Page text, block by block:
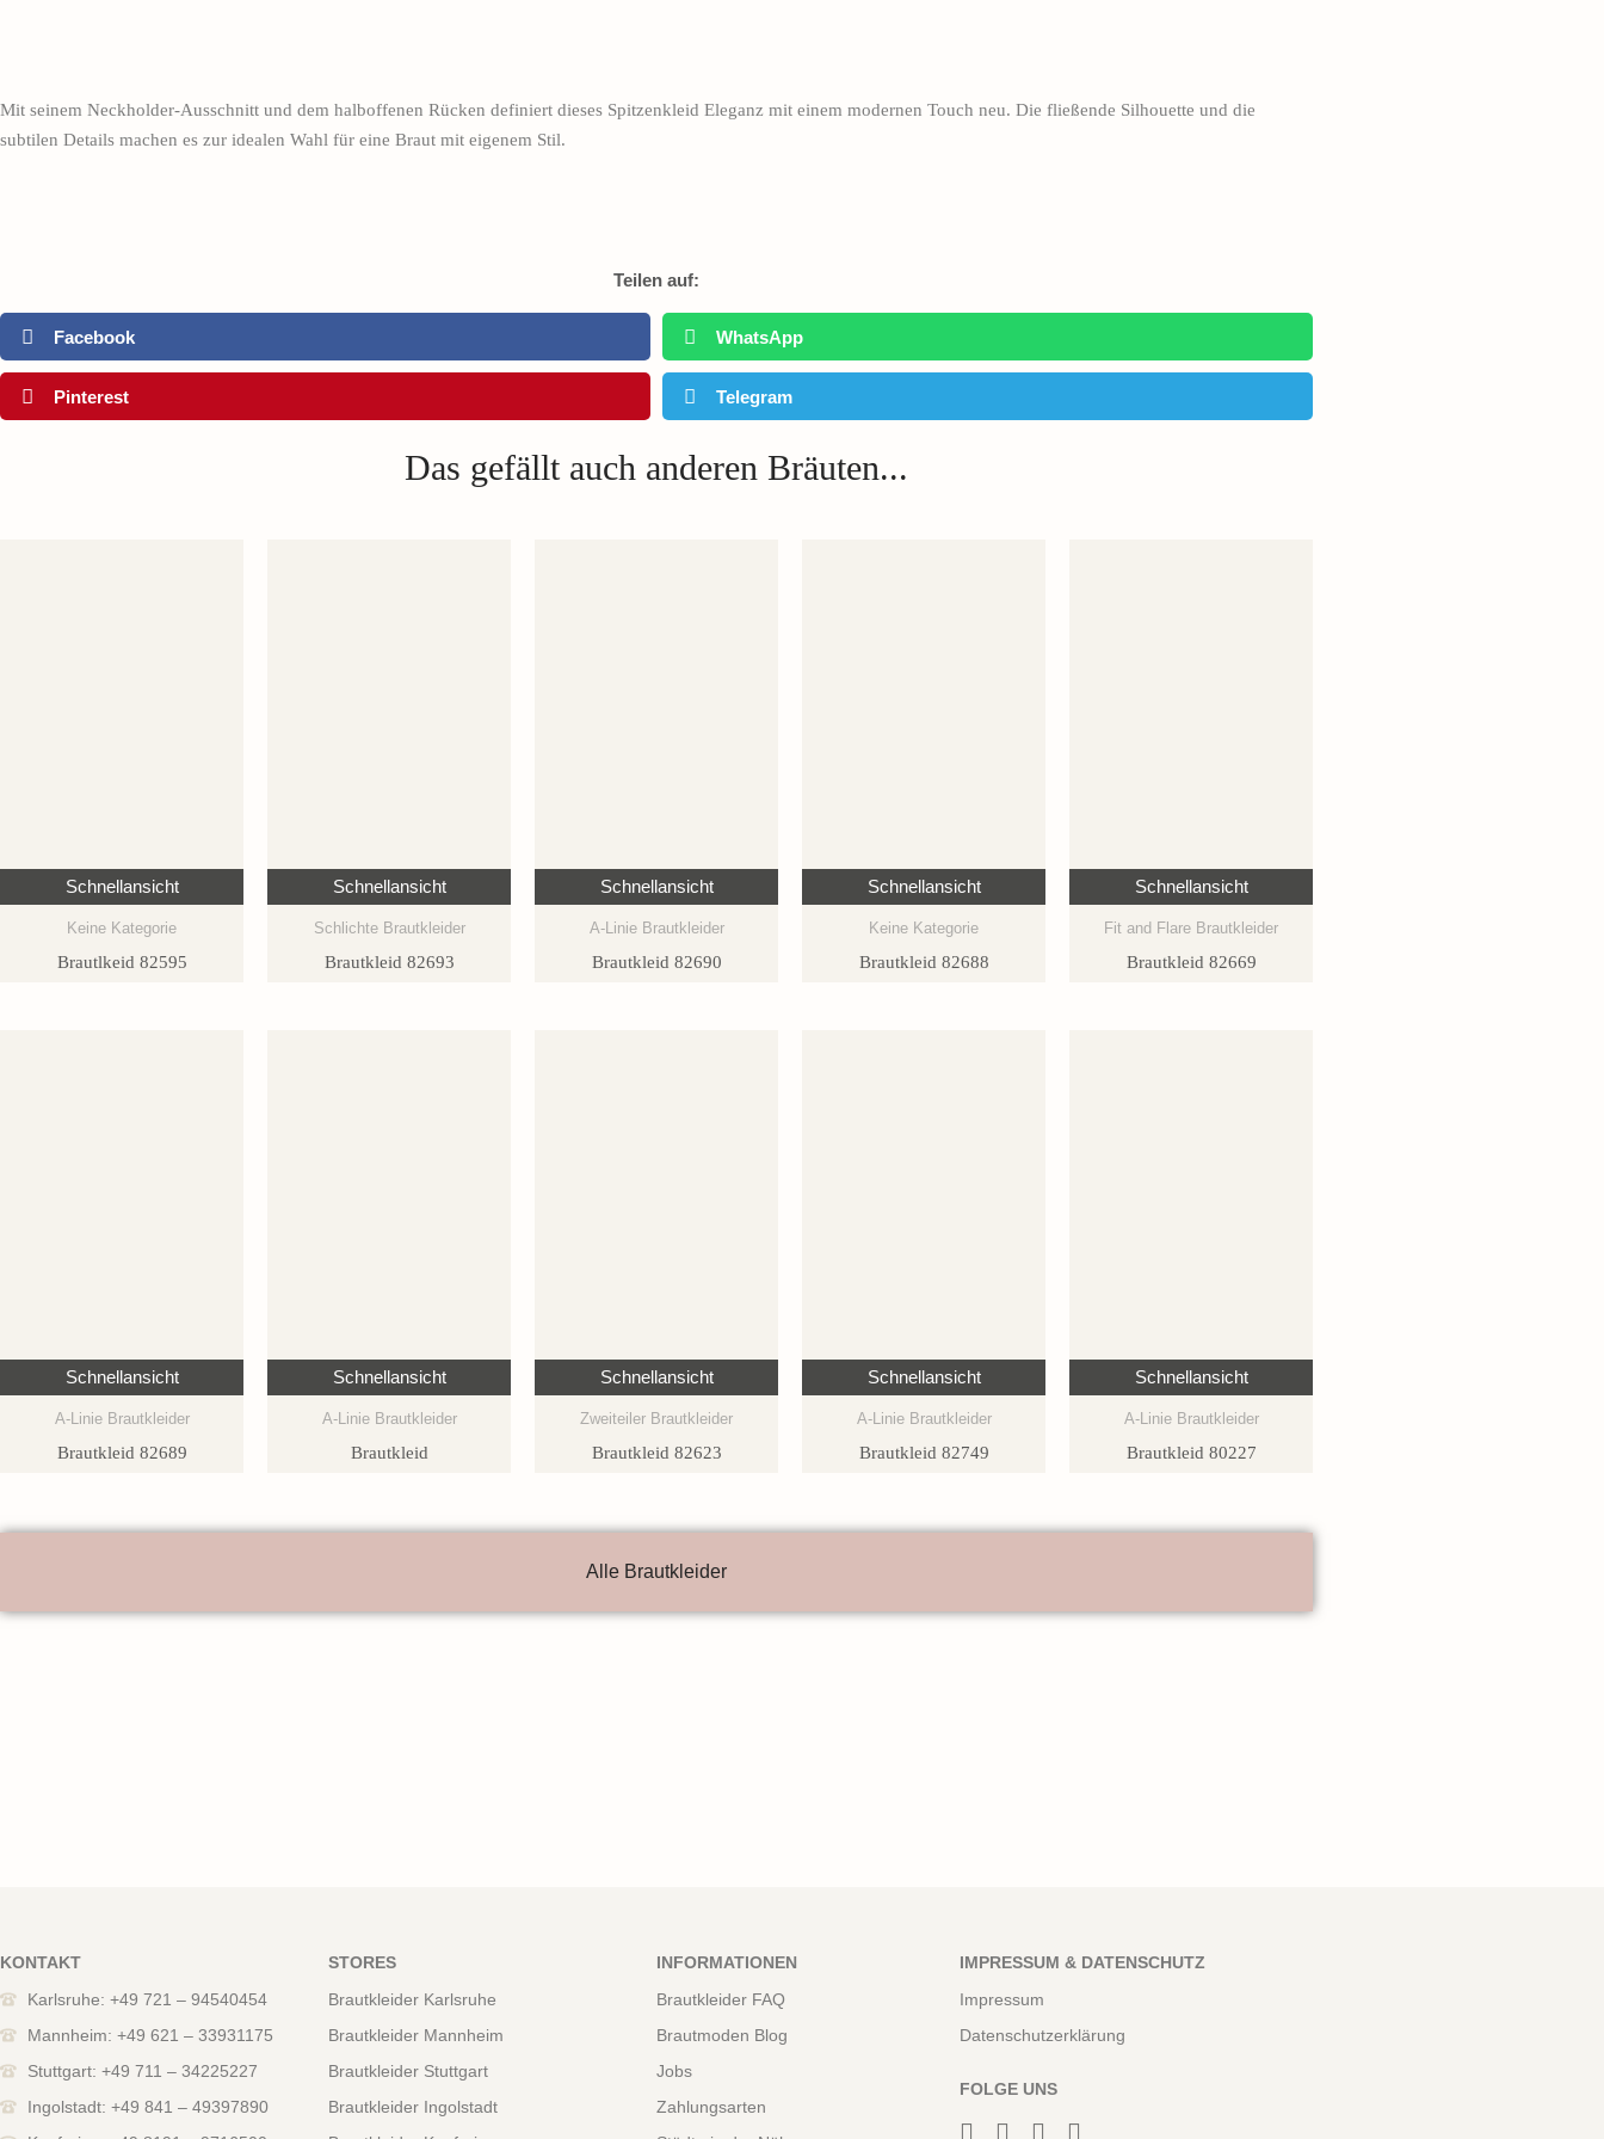
Mit seinem Neckholder-Ausschnitt und dem halboffenen Rücken definiert dieses Spitzenkleid Eleganz mit einem modernen Touch neu. Die fließende Silhouette und die
subtilen Details machen es zur idealen Wahl für eine Braut mit eigenem Stil.
Teilen auf:
Facebook WhatsApp
Pinterest Telegram
Das gefällt auch anderen Bräuten...
Schnellansicht
Keine Kategorie
Brautlkeid 82595
Schnellansicht
Schlichte Brautkleider
Brautkleid 82693
Schnellansicht
A-Linie Brautkleider
Brautkleid 82690
Schnellansicht
Keine Kategorie
Brautkleid 82688
Schnellansicht
Fit and Flare Brautkleider
Brautkleid 82669
Schnellansicht
A-Linie Brautkleider
Brautkleid 82689
Schnellansicht
A-Linie Brautkleider
Brautkleid
Schnellansicht
Zweiteiler Brautkleider
Brautkleid 82623
Schnellansicht
A-Linie Brautkleider
Brautkleid 82749
Schnellansicht
A-Linie Brautkleider
Brautkleid 80227
Alle Brautkleider
KONTAKT
Karlsruhe: +49 721 – 94540454
Mannheim: +49 621 – 33931175
Stuttgart: +49 711 – 34225227
Ingolstadt: +49 841 – 49397890
STORES
Brautkleider Karlsruhe
Brautkleider Mannheim
Brautkleider Stuttgart
Brautkleider Ingolstadt
INFORMATIONEN
Brautkleider FAQ
Brautmoden Blog
Jobs
Zahlungsarten
IMPRESSUM & DATENSCHUTZ
Impressum
Datenschutzerklärung
FOLGE UNS